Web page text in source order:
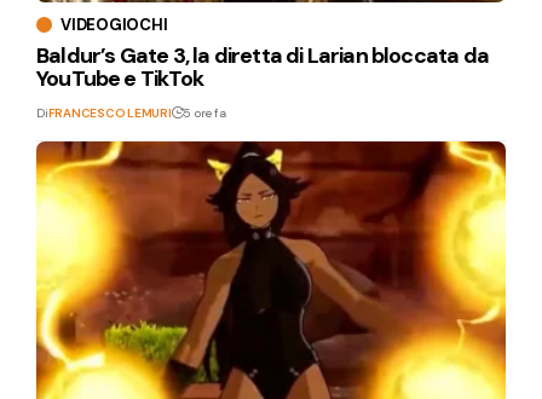
VIDEOGIOCHI
Baldur’s Gate 3, la diretta di Larian bloccata da
YouTube e TikTok
DiFRANCESCO LEMURI 5 ore fa